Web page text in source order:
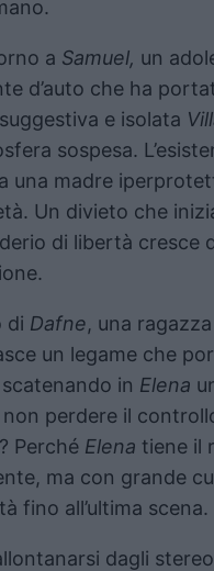
a Samuel, un
d’auto che ha
e isolata
sospesa.
una madre
Un divieto che
di libertà cresce
di Dafne, una
un legame che
in Elena
perdere il
Perché Elena tiene il
ma con grande
fino all’ultima scena.
dagli